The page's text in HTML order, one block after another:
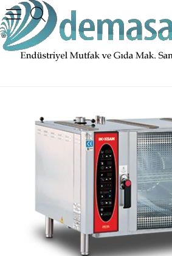
İnoksan FBE-006 Kombi Fırın Elektrikli